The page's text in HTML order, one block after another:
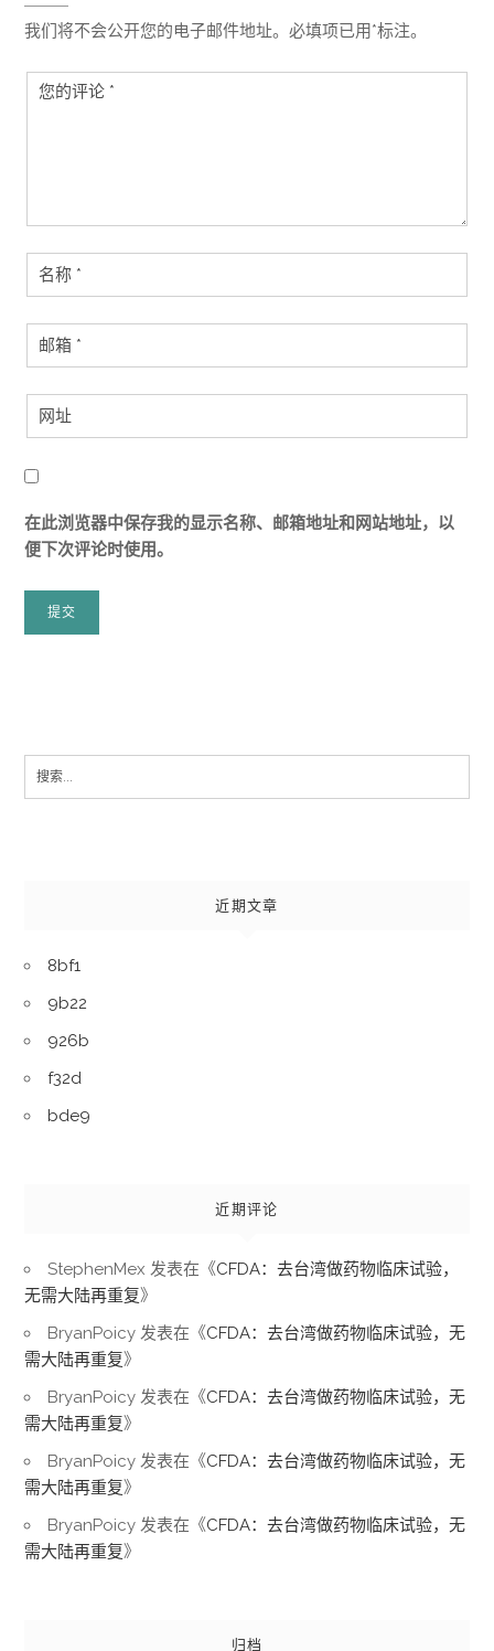
我们将不会公开您的电子邮件地址。必填项已用*标注。
在此浏览器中保存我的显示名称、邮箱地址和网站地址，以
便下次评论时使用。
Search
近期文章
8bf1
9b22
926b
f32d
bde9
近期评论
StephenMex 发表在《CFDA：去台湾做药物临床试验，
无需大陆再重复》
BryanPoicy 发表在《CFDA：去台湾做药物临床试验，无
需大陆再重复》
BryanPoicy 发表在《CFDA：去台湾做药物临床试验，无
需大陆再重复》
BryanPoicy 发表在《CFDA：去台湾做药物临床试验，无
需大陆再重复》
BryanPoicy 发表在《CFDA：去台湾做药物临床试验，无
需大陆再重复》
归档